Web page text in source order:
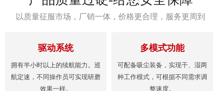
以质量征服市场，厂销一体，价格更合理，服务更周到
驱动系统
拥有半小时以上的续航能力。巡
航定速，不同操作员可实现研磨
效果一样。
多模式功能
可配备吸尘装备，实现干、湿两
种工作模式，可根据不同需求调
整速度。